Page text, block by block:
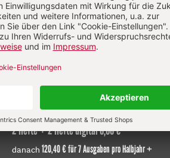
Im Abo
Ihr Plus: Zugriff auch auf alle anderen
2 Hefte + 2 Hefte digital 0,00 €
danach 120,40 € für 7 Ausgaben pro Halbjahr +